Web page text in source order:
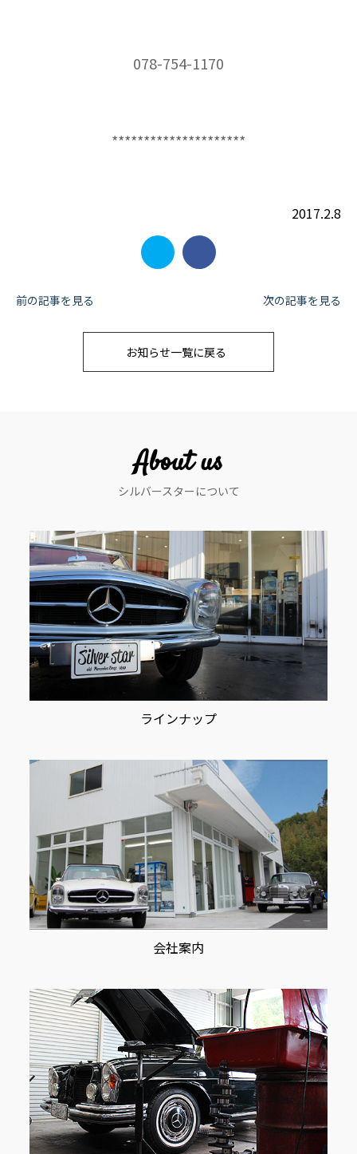
078-754-1170
*********************
2017.2.8
投
ン
前の記事を見る 次の記事を見る
お知らせ一覧に戻る
About us
シルバースターについて
ラインナップ
会社案内